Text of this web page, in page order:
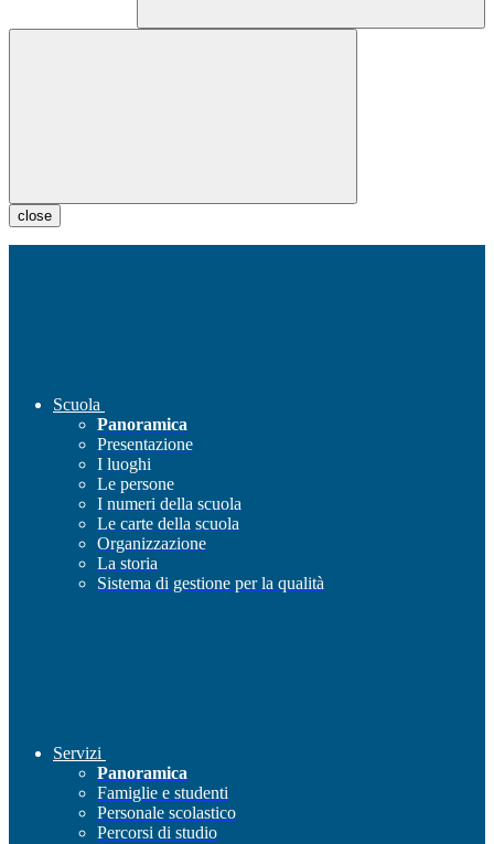
close
Scuola
Panoramica
Presentazione
I luoghi
Le persone
I numeri della scuola
Le carte della scuola
Organizzazione
La storia
Sistema di gestione per la qualità
Servizi
Panoramica
Famiglie e studenti
Personale scolastico
Percorsi di studio